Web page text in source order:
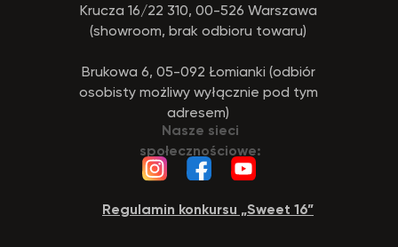
Regulamin konkursu „Sweet 16”
Krucza 16/22 310, 00-526 Warszawa
(showroom, brak odbioru towaru)
Brukowa 6, 05-092 Łomianki (odbiór
osobisty możliwy wyłącznie pod tym
adresem)
Nasze sieci
społecznościowe: